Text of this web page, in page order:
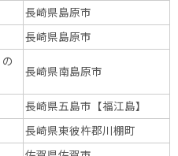
長崎県島原市
長崎県島原市
長崎県南島原市
長崎県五島市【福江島】
長崎県東彼杵郡川棚町